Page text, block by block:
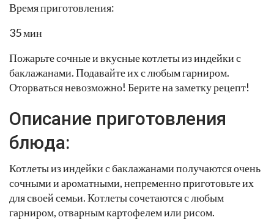
Время приготовления:
35 мин
Пожарьте сочные и вкусные котлеты из индейки с
баклажанами. Подавайте их с любым гарниром.
Оторваться невозможно! Берите на заметку рецепт!
Описание приготовления
блюда:
Котлеты из индейки с баклажанами получаются очень
сочными и ароматными, непременно приготовьте их
для своей семьи. Котлеты сочетаются с любым
гарниром, отварным картофелем или рисом.